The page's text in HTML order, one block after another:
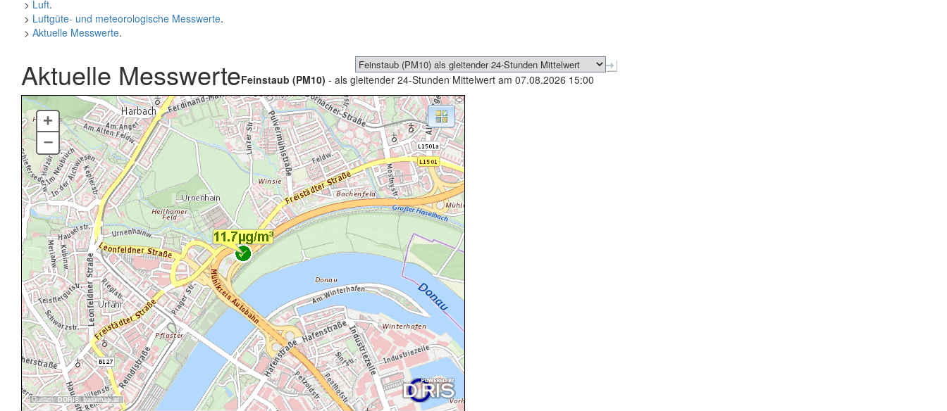
> Luft.
> Luftgüte- und meteorologische Messwerte.
> Aktuelle Messwerte.
Aktuelle MesswerteFeinstaub (PM10) - als gleitender 24-Stunden Mittelwert am 07.08.2026 15:00
Quellen: DORIS,basemap.at
+
–